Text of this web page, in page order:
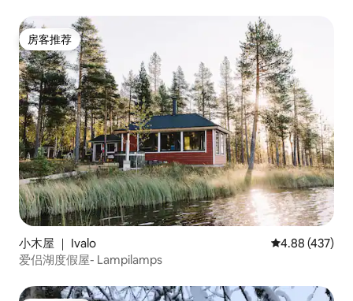
房客推荐
房客推荐
小木屋 ｜ Ivalo 平均评分 4.88
4.88 (437)
爱侣湖度假屋- Lampilamps